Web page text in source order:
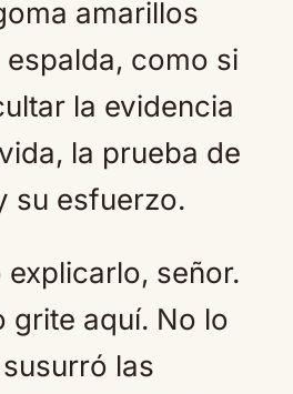
amarillos
como si
la evidencia
la prueba de
su esfuerzo.
explicarlo, señor.
grite aquí. No lo
las